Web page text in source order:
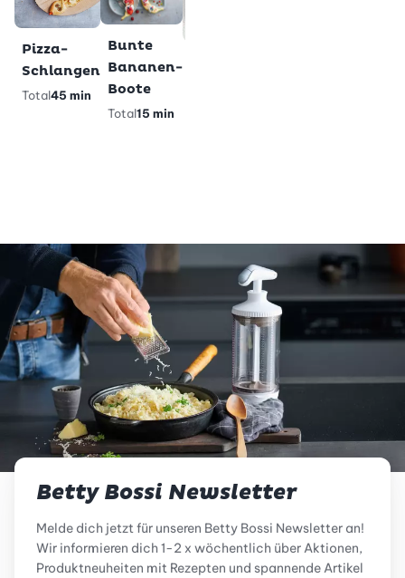
Pizza-
Schlangen
Total45 min
Bunte
Bananen-
Boote
Total15 min
Betty Bossi Newsletter
Melde dich jetzt für unseren Betty Bossi Newsletter an!
Wir informieren dich 1-2 x wöchentlich über Aktionen,
Produktneuheiten mit Rezepten und spannende Artikel